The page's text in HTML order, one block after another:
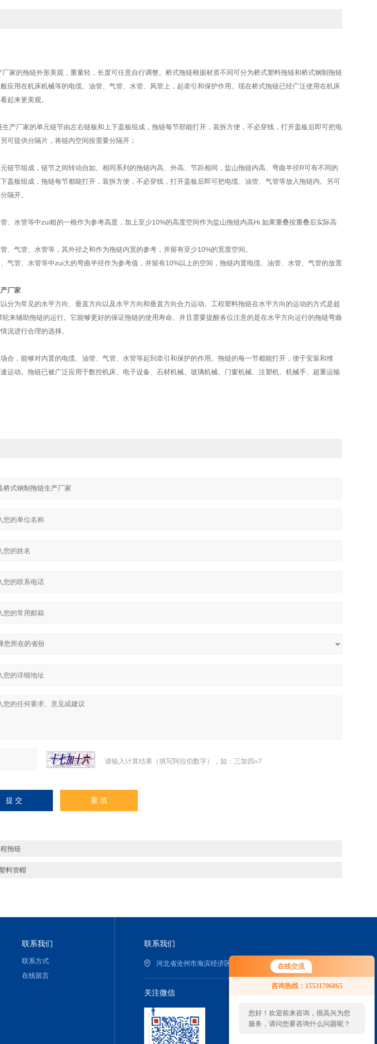
在线交流
咨询热线：15531706865
您好！欢迎前来咨询，很高兴为您
服务，请问您要咨询什么问题呢？
厂家的拖链外形美观，重量轻，长度可任意自行调整。 桥式拖链根据材质不同可分为桥式塑料拖链和桥式钢制拖链
应用在机床机械等的电缆、油管、气管、水管、风管上，起牵引和保护作用。现在桥式拖链已经广泛使用在机床
起来更美观。
生产厂家的单元链节由左右链板和上下盖板组成，拖链每节部能打开，装拆方便，不必穿线，打开盖板后即可把电
可提供分隔片，将链内空间按需要分隔开；
链节组成，链节之间转动自如。相同系列的拖链内高、外高、节距相同，盐山拖链内高、弯曲半径R可有不同的
盖板组成，拖链每节都能打开，装拆方便，不必穿线，打开盖板后即可把电缆、油管、气管等放入拖链内。另可
隔开。
、水管等中zui粗的一根作为参考高度，加上至少10%的高度空间作为盐山拖链内高Hi.如果重叠按重叠后实际高
、气管、水管等，其外径之和作为拖链内宽的参考，并留有至少10%的宽度空间。
气管、水管等中zui大的弯曲半径作为参考值，并留有10%以上的空间，拖链内置电缆、油管、水管、气管的放置
厂家
分为常见的水平方向、垂直方向以及水平方向和垂直方向合力运动。 工程塑料拖链在水平方向的运动的方式是超
来辅助拖链的运行。它能够更好的保证拖链的使用寿命。并且需要提醒各位注意的是在水平方向运行的拖链弯曲
况进行合理的选择。
合，能够对内置的电缆、油管、气管、水管等起到牵引和保护的作用。拖链的每一节都能打开，便于安装和维
运动。拖链已被广泛应用于数控机床、电子设备、石材机械、玻璃机械、门窗机械、注塑机、机械手、超重运输
请输入计算结果（填写阿拉伯数字），如：三加四=7
拖链
料管帽
联系我们
联系方式
在线留言
联系我们
河北省沧州市海滨经济区
关注微信